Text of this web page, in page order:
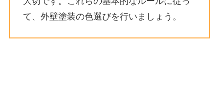
て、外壁塗装の色選びを行いましょう。